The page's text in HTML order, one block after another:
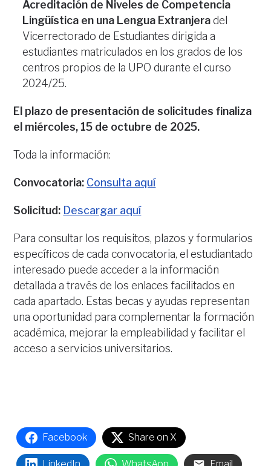
Acreditación de Niveles de Competencia
Lingüística en una Lengua Extranjeradel
Vicerrectorado de Estudiantes dirigida a
estudiantes matriculados en los grados de los
centros propios de la UPO durante el curso
2024/25.
El plazo de presentación de solicitudes finaliza
el miércoles, 15 de octubre de 2025.
Toda la información:
Convocatoria: Consulta aquí
Solicitud: Descargar aquí
Para consultar los requisitos, plazos y formularios
específicos de cada convocatoria, el estudiantado
interesado puede acceder a la información
detallada a través de los enlaces facilitados en
cada apartado. Estas becas y ayudas representan
una oportunidad para complementar la formación
académica, mejorar la empleabilidad y facilitar el
acceso a servicios universitarios.
Facebook Share on X